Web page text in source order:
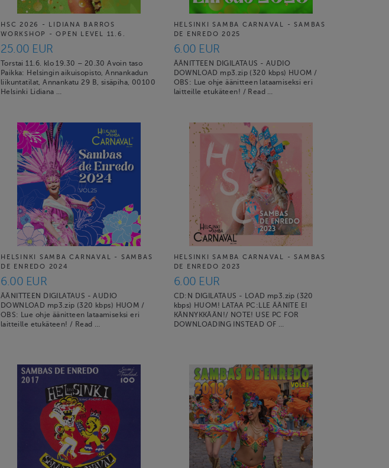
HSC 2026 - LIDIANA BARROS
WORKSHOP - OPEN LEVEL 11.6.
25.00 EUR
Torstai 11.6. klo 19.30 – 20.30 Avoin taso
Paikka: Helsingin aikuisopisto, Annankadun
liikuntatilat, Annankatu 29 B, sisäpiha, 00100
Helsinki Lidiana …
HELSINKI SAMBA CARNAVAL - SAMBAS
DE ENREDO 2025
6.00 EUR
ÄÄNITTEEN DIGILATAUS - AUDIO
DOWNLOAD mp3.zip (320 kbps) HUOM /
OBS: Lue ohje äänitteen lataamiseksi eri
laitteille etukäteen! / Read …
HELSINKI SAMBA CARNAVAL - SAMBAS
DE ENREDO 2024
6.00 EUR
ÄÄNITTEEN DIGILATAUS - AUDIO
DOWNLOAD mp3.zip (320 kbps) HUOM /
OBS: Lue ohje äänitteen lataamiseksi eri
laitteille etukäteen! / Read …
HELSINKI SAMBA CARNAVAL - SAMBAS
DE ENREDO 2023
6.00 EUR
CD:N DIGILATAUS - LOAD mp3.zip (320
kbps) HUOM! LATAA PC:LLE ÄÄNITE EI
KÄNNYKKÄÄN!/ NOTE! USE PC FOR
DOWNLOADING INSTEAD OF …